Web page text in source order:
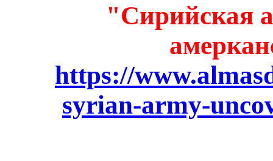
"Сирийская
https://
syrian-army-